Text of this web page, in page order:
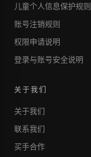
儿童个人信息保护规则
账号注销规则
权限申请说明
登录与账号安全说明
关于我们
关于我们
联系我们
买手合作